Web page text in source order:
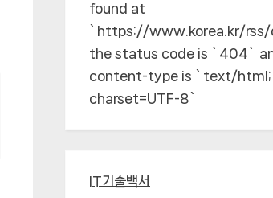
found at
`https://www.korea.kr/
the status code is `404`
content-type is `text/html;
charset=UTF-8`
IT기술백서